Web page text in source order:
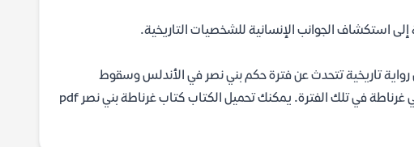
إلى استكشاف الجوانب الإنسانية للشخصيات التاريخية.
رواية تاريخية تتحدث عن فترة حكم بني نصر في الأندلس وسقوط
غرناطة. الرواية مزيج بين الأحداث التاريخية والخيال، وتصور الحياة في غرناطة في تلك الفترة. يمكنك تحميل الكتاب كتاب غرناطة بني نصر pdf